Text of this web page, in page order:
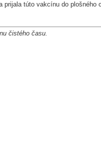
prijala túto vakcínu do plošného
čistého času.